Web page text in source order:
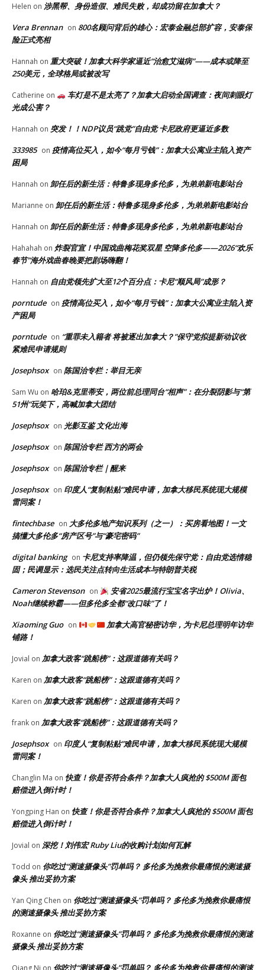
Helen on 涉黑帮、身份造假、难民失败，却成功留在加拿大？
Vera Brennan on 800名顾问背后的雄心：宏泰金融总部扩容，安泰保
险正式亮相
Hannah on 重大突破！加拿大科学家逼近“治愈艾滋病”——成本或降至
250美元，全球格局或被改写
Catherine on
车灯是不是太亮了？加拿大启动全国调查：夜间刺眼灯
光成公害？
Hannah on 突发！！NDP议员“跳党”自由党 卡尼政府更逼近多数
333985 on 疫情高位买入，如今“每月亏钱”：加拿大公寓业主陷入资产
困局
Hannah on 卸任后的新生活：特鲁多现身多伦多，为弟弟新电影站台
Marianne on 卸任后的新生活：特鲁多现身多伦多，为弟弟新电影站台
Hannah on 卸任后的新生活：特鲁多现身多伦多，为弟弟新电影站台
Hahahah on 炸裂官宣！中国戏曲梅花奖双星 空降多伦多——2026“欢乐
春节”海外戏曲春晚要把剧场嗨翻！
Hannah on 自由党领先扩大至12个百分点：卡尼“顺风局”成形？
porntude on 疫情高位买入，如今“每月亏钱”：加拿大公寓业主陷入资
产困局
porntude on “重罪未入籍者 将被逐出加拿大？”保守党拟提新动议收
紧难民申请规则
Josephsox on 陈国治专栏：举目无亲
Sam Wu on 哈珀&克里蒂安，两位前总理同台“相声”：在分裂阴影与“第
51州”玩笑下，高喊加拿大团结
Josephsox on 光影互鉴 文化出海
Josephsox on 陈国治专栏 西方的两会
Josephsox on 陈国治专栏｜醒来
Josephsox on 印度人“复制粘贴”难民申请，加拿大移民系统现大规模
雷同案！
fintechbase on 大多伦多地产知识系列（之一）：买房看地图！一文
搞懂大多伦多“房产区号”与“豪宅密码”
digital banking on 卡尼支持率降温，但仍领先保守党：自由党选情稳
固；民调显示：选民关注点转向生活成本与特朗普关税
Cameron Stevenson on
安省2025最流行宝宝名字出炉！Olivia、
Noah继续称霸——但多伦多全都“改口味”了！
Xiaoming Guo on
加拿大高官秘密访华，为卡尼总理明年访华
铺路！
Jovial on 加拿大政客“跳船榜”：这跟道德有关吗？
Karen on 加拿大政客“跳船榜”：这跟道德有关吗？
Karen on 加拿大政客“跳船榜”：这跟道德有关吗？
frank on 加拿大政客“跳船榜”：这跟道德有关吗？
Josephsox on 印度人“复制粘贴”难民申请，加拿大移民系统现大规模
雷同案！
Changlin Ma on 快查！你是否符合条件？加拿大人疯抢的 $500M 面包
赔偿进入倒计时！
Yongping Han on 快查！你是否符合条件？加拿大人疯抢的 $500M 面包
赔偿进入倒计时！
Jovial on 深挖！刘伟宏 Ruby Liu的收购计划如何瓦解
Todd on 你吃过“测速摄像头”罚单吗？ 多伦多为挽救你最痛恨的测速摄
像头 推出妥协方案
Yan Qing Chen on 你吃过“测速摄像头”罚单吗？ 多伦多为挽救你最痛恨
的测速摄像头 推出妥协方案
Roxanne on 你吃过“测速摄像头”罚单吗？ 多伦多为挽救你最痛恨的测速
摄像头 推出妥协方案
你吃过“测速摄像头”罚单吗？ 多伦多为挽救你最痛恨的测速